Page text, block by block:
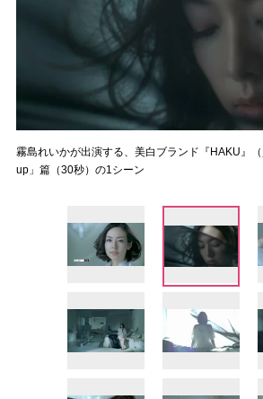
霧島れいかが出演する、美白ブランド『HAKU』
up」篇（30秒）の1シーン